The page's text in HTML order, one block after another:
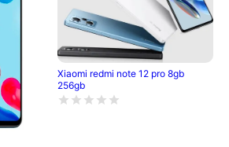
Xiaomi redmi note 12 pro 8gb
256gb